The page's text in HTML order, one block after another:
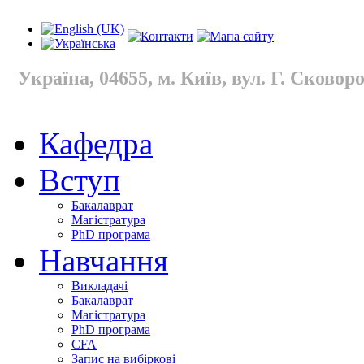
Україна, 04655, м. Київ, вул. Г.
Кафедра
Вступ
Бакалаврат
Магістратура
PhD програма
Навчання
Викладачі
Бакалаврат
Магістратура
PhD програма
CFA
Запис на вибіркові